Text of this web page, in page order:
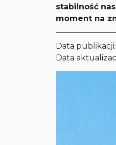
stabilność
moment na
Data
Data